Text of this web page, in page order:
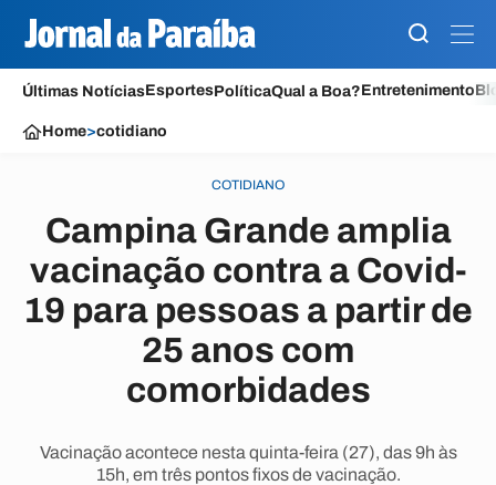
Últimas NotíciasEsportesPolíticaQual a Boa?Entretenimento
Home>cotidiano
COTIDIANO
Campina Grande amplia
vacinação contra a Covid-
19 para pessoas a partir de
25 anos com
comorbidades
Vacinação acontece nesta quinta-feira (27), das 9h às
15h, em três pontos fixos de vacinação.